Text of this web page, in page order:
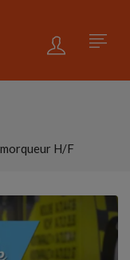
H/F